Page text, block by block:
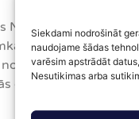
Siekdami nodrošināt
naudojame šādas
varēsim apstrādāt
Nesutikimas arba
NORDIC XP AT09.
reģenerācijai
detaļas,
gāzes